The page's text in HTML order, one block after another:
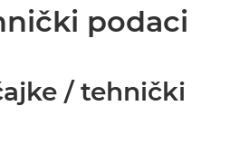
podaci
/ tehnički